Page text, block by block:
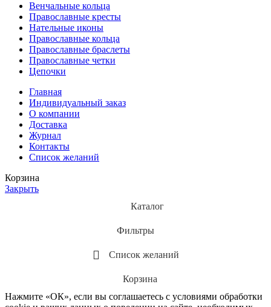
Венчальные кольца
Православные кресты
Нательные иконы
Православные кольца
Православные браслеты
Православные четки
Цепочки
Главная
Индивидуальный заказ
О компании
Доставка
Журнал
Контакты
Список желаний
Корзина
Закрыть
Каталог
Фильтры
Список желаний
Корзина
Нажмите «ОК», если вы соглашаетесь с условиями обработки